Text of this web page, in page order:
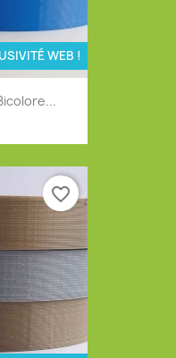
WEB !
favorite_border